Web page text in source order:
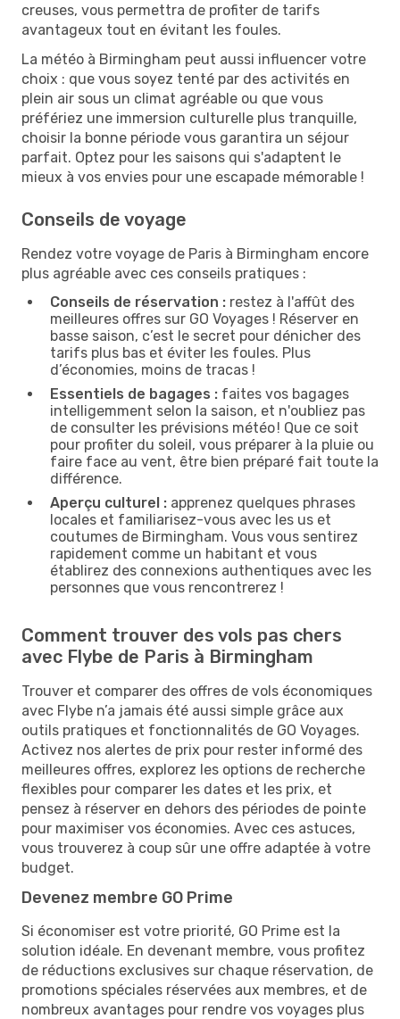
creuses, vous permettra de profiter de tarifs
avantageux tout en évitant les foules.
La météo à Birmingham peut aussi influencer votre
choix : que vous soyez tenté par des activités en
plein air sous un climat agréable ou que vous
préfériez une immersion culturelle plus tranquille,
choisir la bonne période vous garantira un séjour
parfait. Optez pour les saisons qui s'adaptent le
mieux à vos envies pour une escapade mémorable !
Conseils de voyage
Rendez votre voyage de Paris à Birmingham encore
plus agréable avec ces conseils pratiques :
Conseils de réservation : restez à l'affût des
meilleures offres sur GO Voyages ! Réserver en
basse saison, c’est le secret pour dénicher des
tarifs plus bas et éviter les foules. Plus
d’économies, moins de tracas !
Essentiels de bagages : faites vos bagages
intelligemment selon la saison, et n'oubliez pas
de consulter les prévisions météo ! Que ce soit
pour profiter du soleil, vous préparer à la pluie ou
faire face au vent, être bien préparé fait toute la
différence.
Aperçu culturel : apprenez quelques phrases
locales et familiarisez-vous avec les us et
coutumes de Birmingham. Vous vous sentirez
rapidement comme un habitant et vous
établirez des connexions authentiques avec les
personnes que vous rencontrerez !
Comment trouver des vols pas chers
avec Flybe de Paris à Birmingham
Trouver et comparer des offres de vols économiques
avec Flybe n’a jamais été aussi simple grâce aux
outils pratiques et fonctionnalités de GO Voyages.
Activez nos alertes de prix pour rester informé des
meilleures offres, explorez les options de recherche
flexibles pour comparer les dates et les prix, et
pensez à réserver en dehors des périodes de pointe
pour maximiser vos économies. Avec ces astuces,
vous trouverez à coup sûr une offre adaptée à votre
budget.
Devenez membre GO Prime
Si économiser est votre priorité, GO Prime est la
solution idéale. En devenant membre, vous profitez
de réductions exclusives sur chaque réservation, de
promotions spéciales réservées aux membres, et de
nombreux avantages pour rendre vos voyages plus